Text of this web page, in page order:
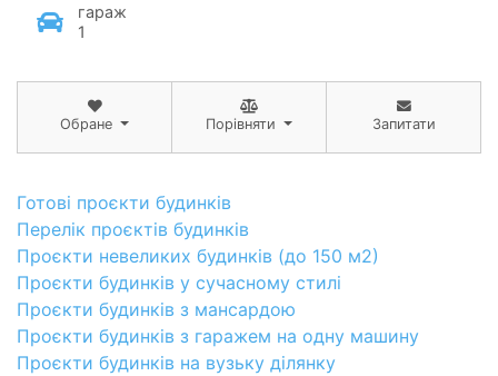
гараж
1
Обране Порівняти Запитати
Готові проєкти будинків
Перелік проєктів будинків
Проєкти невеликих будинків (до 150 м2)
Проєкти будинків у сучасному стилі
Проєкти будинків з мансардою
Проєкти будинків з гаражем на одну машину
Проєкти будинків на вузьку ділянку